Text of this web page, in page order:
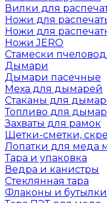
Вилки для
Ножи для
Ножи для
Ножи JERO
Стамески
Дымари
Дымари пасечные
Меха для дымарей
Стаканы для
Топливо для
Захваты для рамок
Щетки-сметки,
Лопатки для меда
Тара и упаковка
Ведра и канистры
Стеклянная тара
Флаконы и